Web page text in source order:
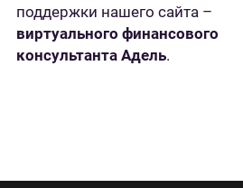
поддержки нашего сайта –
виртуального финансового
консультанта Адель.